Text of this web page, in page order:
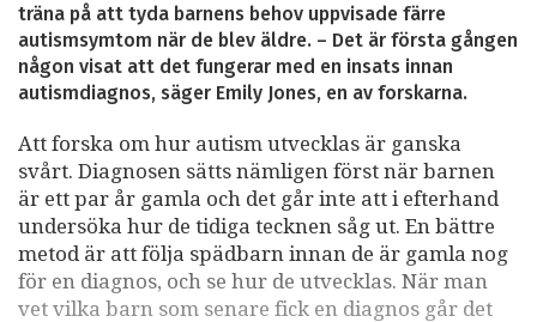
träna på att tyda barnens behov uppvisade färre
autismsymtom när de blev äldre. – Det är första gången
någon visat att det fungerar med en insats innan
autismdiagnos, säger Emily Jones, en av forskarna.
Att forska om hur autism utvecklas är ganska
svårt. Diagnosen sätts nämligen först när barnen
är ett par år gamla och det går inte att i efterhand
undersöka hur de tidiga tecknen såg ut. En bättre
metod är att följa spädbarn innan de är gamla nog
för en diagnos, och se hur de utvecklas. När man
vet vilka barn som senare fick en diagnos går det